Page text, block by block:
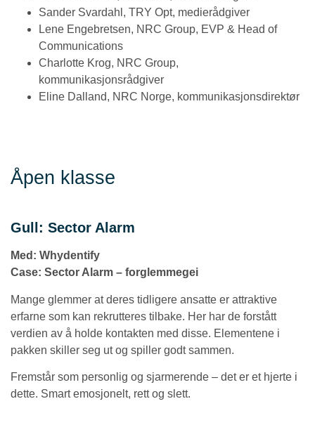
Sander Svardahl, TRY Opt, medierådgiver
Lene Engebretsen, NRC Group, EVP & Head of
Communications
Charlotte Krog, NRC Group,
kommunikasjonsrådgiver
Eline Dalland, NRC Norge, kommunikasjonsdirektør
Åpen klasse
Gull: Sector Alarm
Med: Whydentify
Case: Sector Alarm – forglemmegei
Mange glemmer at deres tidligere ansatte er attraktive
erfarne som kan rekrutteres tilbake. Her har de forstått
verdien av å holde kontakten med disse. Elementene i
pakken skiller seg ut og spiller godt sammen.
Fremstår som personlig og sjarmerende – det er et hjerte i
dette. Smart emosjonelt, rett og slett.